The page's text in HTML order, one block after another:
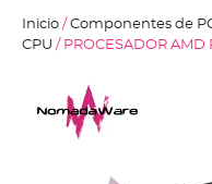
Inicio / Componentes de
CPU / PROCESADOR AMD